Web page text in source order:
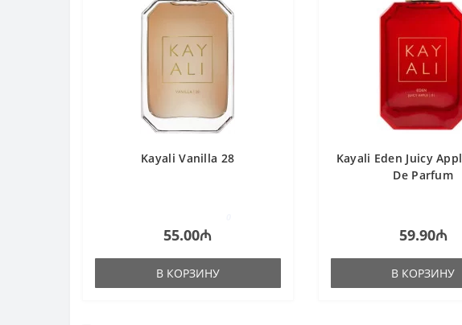
Kayali Vanilla 28
55.00₼
В КОРЗИНУ
Kayali Eden Juicy
De Parfum
59.90₼
В КОРЗИНУ